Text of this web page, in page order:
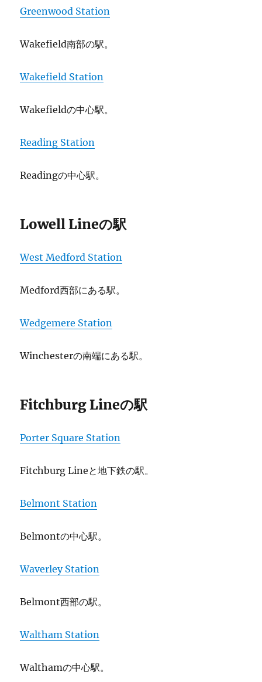
Greenwood Station
Wakefield南部の駅。
Wakefield Station
Wakefieldの中心駅。
Reading Station
Readingの中心駅。
Lowell Lineの駅
West Medford Station
Medford西部にある駅。
Wedgemere Station
Winchesterの南端にある駅。
Fitchburg Lineの駅
Porter Square Station
Fitchburg Lineと地下鉄の駅。
Belmont Station
Belmontの中心駅。
Waverley Station
Belmont西部の駅。
Waltham Station
Walthamの中心駅。